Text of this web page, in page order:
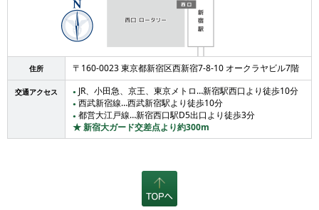
住所 〒160-0023 東京都新宿区西新宿7-8-10 オークラヤビル7階
交通アクセス ● JR、小田急、京王、東京メトロ…新宿駅西口より徒歩10分
● 西武新宿線…西武新宿駅より徒歩10分
● 都営大江戸線…新宿西口駅D5出口より徒歩3分
★ 新宿大ガード交差点より約300m